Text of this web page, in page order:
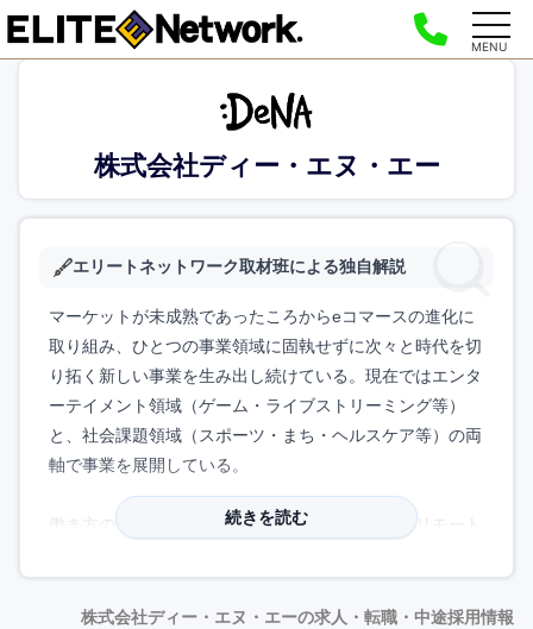
MENU
株式会社ディー・エヌ・エー
エリートネットワーク取材班による独自解説
マーケットが未成熟であったころからeコマースの進化に
取り組み、ひとつの事業領域に固執せずに次々と時代を切
り拓く新しい事業を生み出し続けている。現在ではエンタ
ーテイメント領域（ゲーム・ライブストリーミング等）
と、社会課題領域（スポーツ・まち・ヘルスケア等）の両
軸で事業を展開している。
働き方の多様性に合わせて制度を更新しており、リモート
る。1日の通勤交通費の上限を撤廃し、月15万円まで実費
続きを読む
株式会社ディー・エヌ・エーの求人・転職・中途採用情報